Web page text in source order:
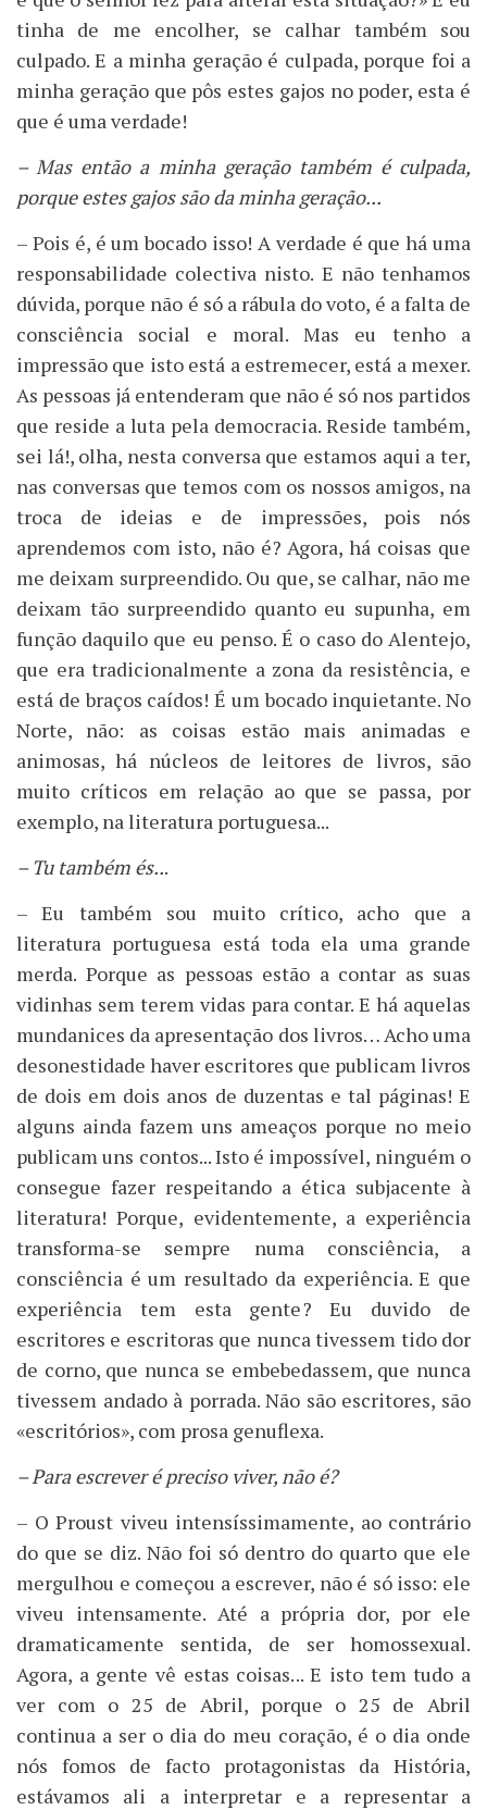
tinha de me encolher, se calhar também sou
culpado. E a minha geração é culpada, porque foi a
minha geração que pôs estes gajos no poder, esta é
que é uma verdade!
– Mas então a minha geração também é culpada,
porque estes gajos são da minha geração...
– Pois é, é um bocado isso! A verdade é que há uma
responsabilidade colectiva nisto. E não tenhamos
dúvida, porque não é só a rábula do voto, é a falta de
consciência social e moral. Mas eu tenho a
impressão que isto está a estremecer, está a mexer.
As pessoas já entenderam que não é só nos partidos
que reside a luta pela democracia. Reside também,
sei lá!, olha, nesta conversa que estamos aqui a ter,
nas conversas que temos com os nossos amigos, na
troca de ideias e de impressões, pois nós
aprendemos com isto, não é? Agora, há coisas que
me deixam surpreendido. Ou que, se calhar, não me
deixam tão surpreendido quanto eu supunha, em
função daquilo que eu penso. É o caso do Alentejo,
que era tradicionalmente a zona da resistência, e
está de braços caídos! É um bocado inquietante. No
Norte, não: as coisas estão mais animadas e
animosas, há núcleos de leitores de livros, são
muito críticos em relação ao que se passa, por
exemplo, na literatura portuguesa...
– Tu também és...
– Eu também sou muito crítico, acho que a
literatura portuguesa está toda ela uma grande
merda. Porque as pessoas estão a contar as suas
vidinhas sem terem vidas para contar. E há aquelas
mundanices da apresentação dos livros… Acho uma
desonestidade haver escritores que publicam livros
de dois em dois anos de duzentas e tal páginas! E
alguns ainda fazem uns ameaços porque no meio
publicam uns contos... Isto é impossível, ninguém o
consegue fazer respeitando a ética subjacente à
literatura! Porque, evidentemente, a experiência
transforma-se sempre numa consciência, a
consciência é um resultado da experiência. E que
experiência tem esta gente? Eu duvido de
escritores e escritoras que nunca tivessem tido dor
de corno, que nunca se embebedassem, que nunca
tivessem andado à porrada. Não são escritores, são
«escritórios», com prosa genuflexa.
– Para escrever é preciso viver, não é?
– O Proust viveu intensíssimamente, ao contrário
do que se diz. Não foi só dentro do quarto que ele
mergulhou e começou a escrever, não é só isso: ele
viveu intensamente. Até a própria dor, por ele
dramaticamente sentida, de ser homossexual.
Agora, a gente vê estas coisas... E isto tem tudo a
ver com o 25 de Abril, porque o 25 de Abril
continua a ser o dia do meu coração, é o dia onde
nós fomos de facto protagonistas da História,
estávamos ali a interpretar e a representar a